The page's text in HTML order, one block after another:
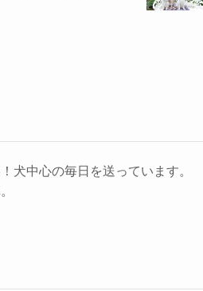
犬中心の毎日を送っています。